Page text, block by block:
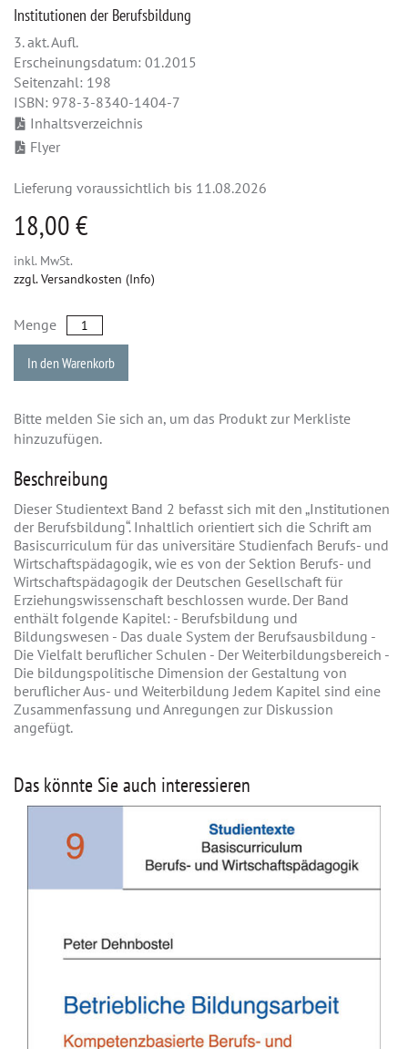
Institutionen der Berufsbildung
3. akt. Aufl.
Erscheinungsdatum: 01.2015
Seitenzahl: 198
ISBN: 978-3-8340-1404-7
Inhaltsverzeichnis
Flyer
Lieferung voraussichtlich bis 11.08.2026
18,00 €
inkl. MwSt.
zzgl. Versandkosten (Info)
Menge
In den Warenkorb
Bitte melden Sie sich an, um das Produkt zur Merkliste
hinzuzufügen.
Beschreibung
Dieser Studientext Band 2 befasst sich mit den „Institutionen
der Berufsbildung“. Inhaltlich orientiert sich die Schrift am
Basiscurriculum für das universitäre Studienfach Berufs- und
Wirtschaftspädagogik, wie es von der Sektion Berufs- und
Wirtschaftspädagogik der Deutschen Gesellschaft für
Erziehungswissenschaft beschlossen wurde. Der Band
enthält folgende Kapitel: - Berufsbildung und
Bildungswesen - Das duale System der Berufsausbildung -
Die Vielfalt beruflicher Schulen - Der Weiterbildungsbereich -
Die bildungspolitische Dimension der Gestaltung von
beruflicher Aus- und Weiterbildung Jedem Kapitel sind eine
Zusammenfassung und Anregungen zur Diskussion
angefügt.
Das könnte Sie auch interessieren